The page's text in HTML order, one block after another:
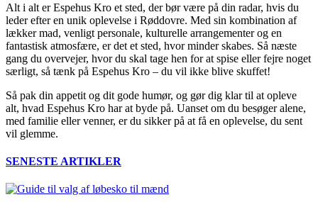
Alt i alt er Espehus Kro et sted, der bør være på din radar, hvis du
leder efter en unik oplevelse i Røddovre. Med sin kombination af
lækker mad, venligt personale, kulturelle arrangementer og en
fantastisk atmosfære, er det et sted, hvor minder skabes. Så næste
gang du overvejer, hvor du skal tage hen for at spise eller fejre noget
særligt, så tænk på Espehus Kro – du vil ikke blive skuffet!
Så pak din appetit og dit gode humør, og gør dig klar til at opleve
alt, hvad Espehus Kro har at byde på. Uanset om du besøger alene,
med familie eller venner, er du sikker på at få en oplevelse, du sent
vil glemme.
SENESTE ARTIKLER